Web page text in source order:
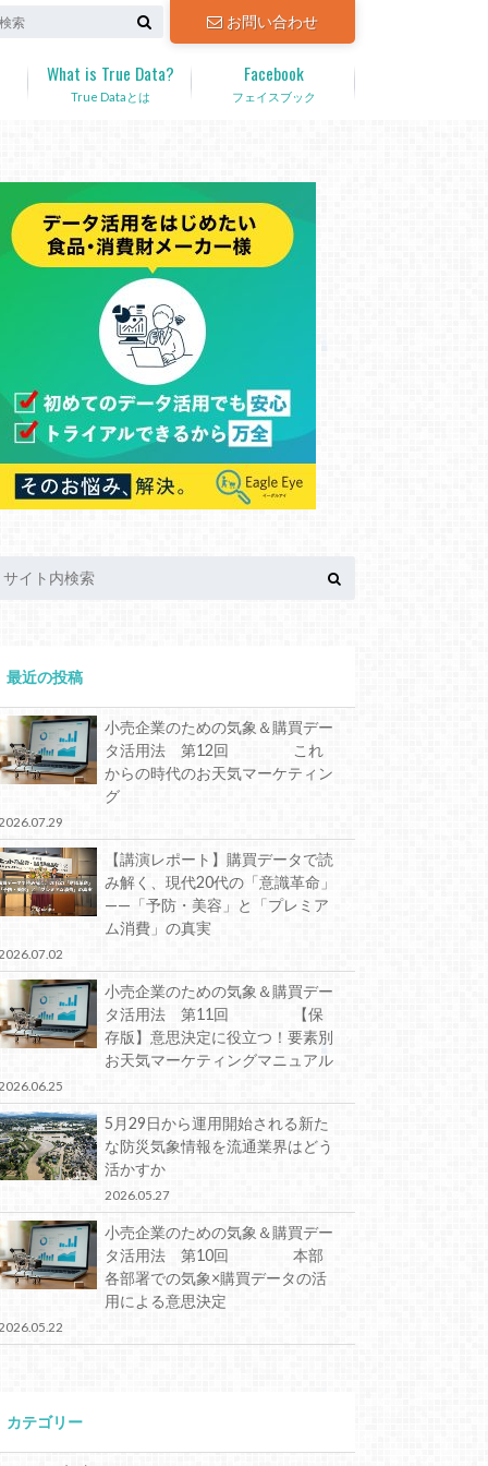
お問い合わせ
True Dataとは
What is True Data?
フェイスブック
Facebook
最近の投稿
小売企業のための気象＆購買デー
タ活用法 第12回 これ
からの時代のお天気マーケティン
グ
【講演レポート】購買データで読
み解く、現代20代の「意識革命」
——「予防・美容」と「プレミア
ム消費」の真実
小売企業のための気象＆購買デー
タ活用法 第11回 【保
存版】意思決定に役立つ！要素別
お天気マーケティングマニュアル
5月29日から運用開始される新た
な防災気象情報を流通業界はどう
活かすか
2026.05.27
小売企業のための気象＆購買デー
タ活用法 第10回 本部
各部署での気象×購買データの活
用による意思決定
カテゴリー